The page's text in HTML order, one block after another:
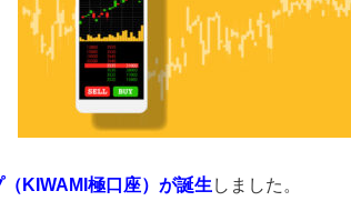
KIWAMI極口座）が誕生 しました。